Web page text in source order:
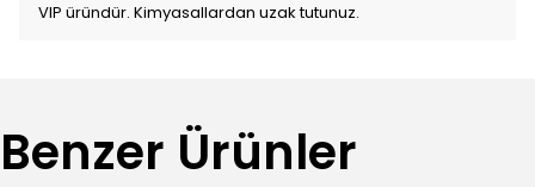
VIP üründür. Kimyasallardan uzak tutunuz.
Benzer Ürünler